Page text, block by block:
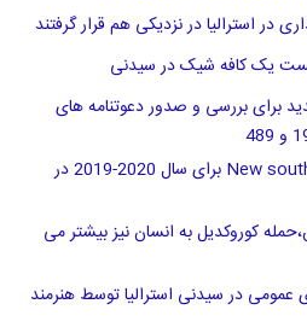
در استرالیا در نزدیکی هم قرار گرفتند
یک کافه شیک در سیدنی
برای بررسی و صدور دعوتنامه های
اعلام ظرفیت ایالت New south Wales برای سال 2020-2019 در
کوروکدیل به انسان نیز بیشتر می
در سیدنی استرالیا توسط هنرمند